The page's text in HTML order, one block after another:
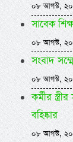
০৮ আগস্ট,
সাবেক
০৮ আগস্ট,
সংবাদ
০৮ আগস্ট,
কর্মীর
বহিষ্কার
০৮ আগস্ট,